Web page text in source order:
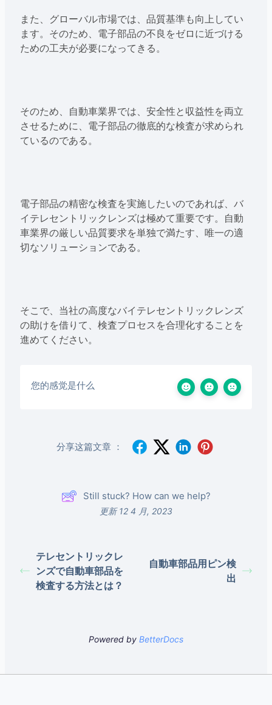
また、グローバル市場では、品質基準も向上してい
ます。そのため、電子部品の不良をゼロに近づける
ための工夫が必要になってきる。
そのため、自動車業界では、安全性と収益性を両立
させるために、電子部品の徹底的な検査が求められ
ているのである。
電子部品の精密な検査を実施したいのであれば、バ
イテレセントリックレンズは極めて重要です。自動
車業界の厳しい品質要求を単独で満たす、唯一の適
切なソリューションである。
そこで、当社の高度なバイテレセントリックレンズ
の助けを借りて、検査プロセスを合理化することを
進めてください。
您的感觉是什么
分享这篇文章 ：
Still stuck? How can we help?
更新 12 4 月, 2023
テレセントリックレ
ンズで自動車部品を
検査する方法とは？
自動車部品用ピン検
出
Powered by BetterDocs